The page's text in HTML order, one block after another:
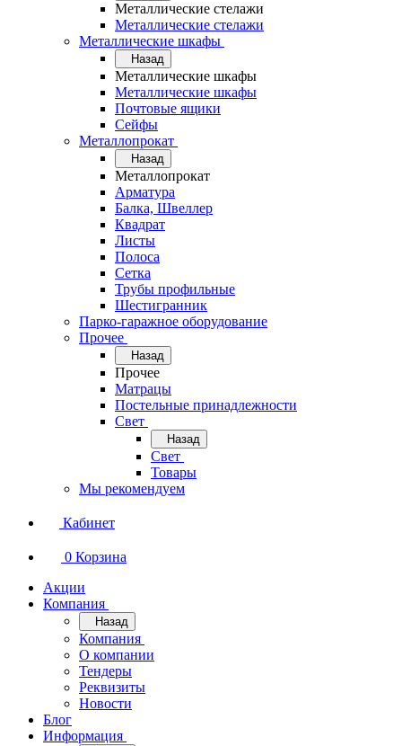
Металлические стелажи
Металлические стелажи
Металлические шкафы
Назад
Металлические шкафы
Металлические шкафы
Почтовые ящики
Сейфы
Металлопрокат
Назад
Металлопрокат
Арматура
Балка, Швеллер
Квадрат
Листы
Полоса
Сетка
Трубы профильные
Шестигранник
Парко-гаражное оборудование
Прочее
Назад
Прочее
Матрацы
Постельные принадлежности
Свет
Назад
Свет
Товары
Мы рекомендуем
Кабинет
0 Корзина
Акции
Компания
Назад
Компания
О компании
Тендеры
Реквизиты
Новости
Блог
Информация